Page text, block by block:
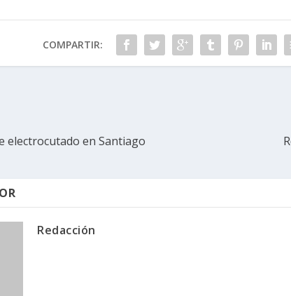
COMPARTIR:
electrocutado en Santiago
Redacción